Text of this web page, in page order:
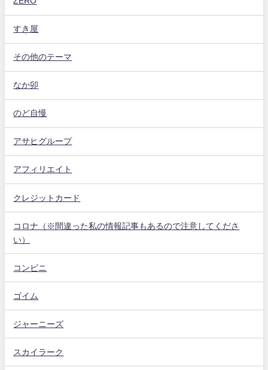
すき屋
その他のテーマ
なか卯
のど自慢
アサヒグループ
アフィリエイト
クレジットカード
コロナ（※間違った私の情報記事もあるので注意してくださ
い）
コンビニ
ゴイム
ジャーニーズ
スカイラーク